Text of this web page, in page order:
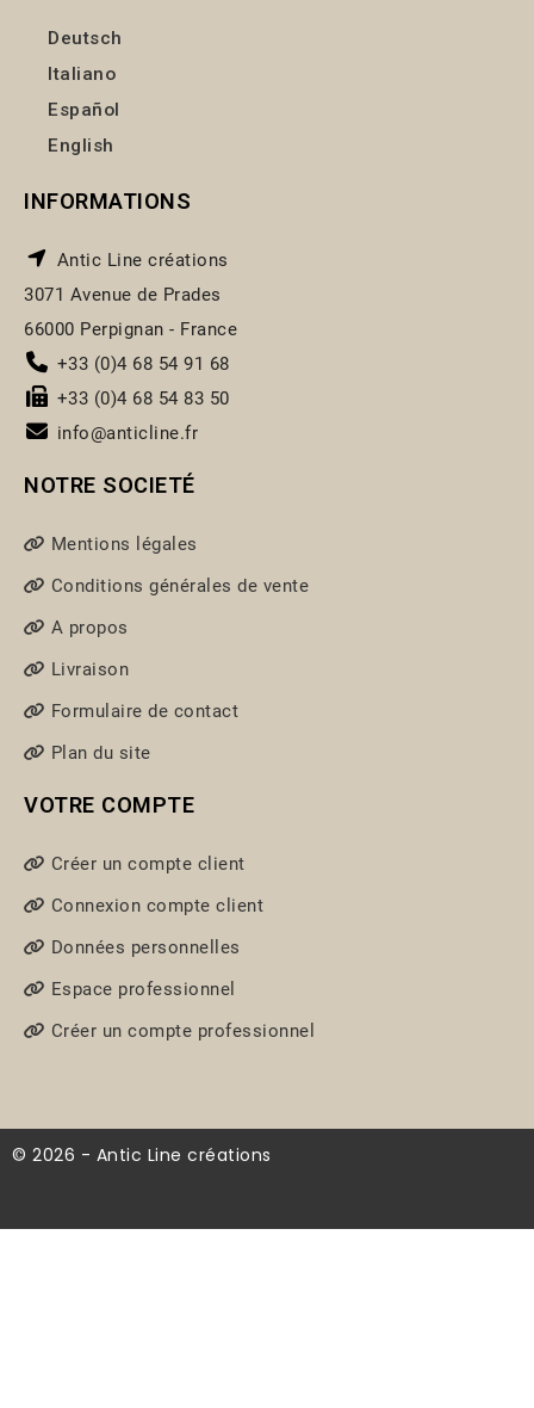
Deutsch
Italiano
Español
English
INFORMATIONS
Antic Line créations
3071 Avenue de Prades
66000 Perpignan - France
+33 (0)4 68 54 91 68
+33 (0)4 68 54 83 50
info@anticline.fr
NOTRE SOCIETÉ
Mentions légales
Conditions générales de vente
A propos
Livraison
Formulaire de contact
Plan du site
VOTRE COMPTE
Créer un compte client
Connexion compte client
Données personnelles
Espace professionnel
Créer un compte professionnel
© 2026 - Antic Line créations